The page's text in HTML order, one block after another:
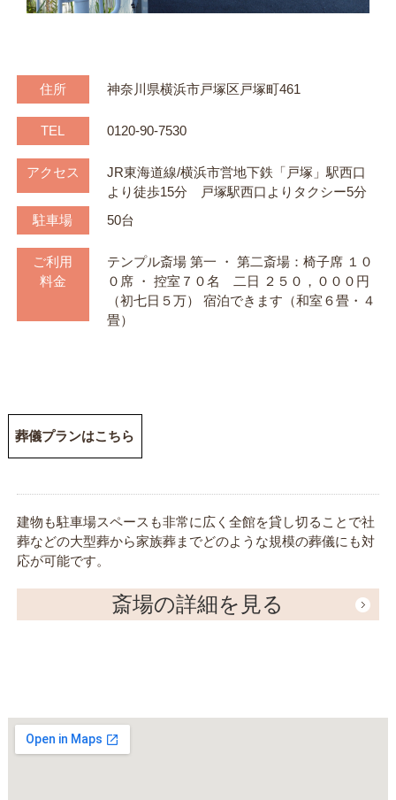
住所 神奈川県横浜市戸塚区戸塚町461
TEL 0120-90-7530
アクセス
JR東海道線/横浜市営地下鉄「戸塚」駅西口
より徒歩15分 戸塚駅西口よりタクシー5分
駐車場
50台
ご利用
料金
テンプル斎場 第一 ・ 第二斎場：椅子席 １０
０席 ・ 控室７０名 二日 ２５０，０００円
（初七日５万） 宿泊できます（和室６畳・４
畳）
葬儀プランはこちら
建物も駐車場スペースも非常に広く全館を貸し切ることで社
葬などの大型葬から家族葬までどのような規模の葬儀にも対
応が可能です。
斎場の詳細を見る